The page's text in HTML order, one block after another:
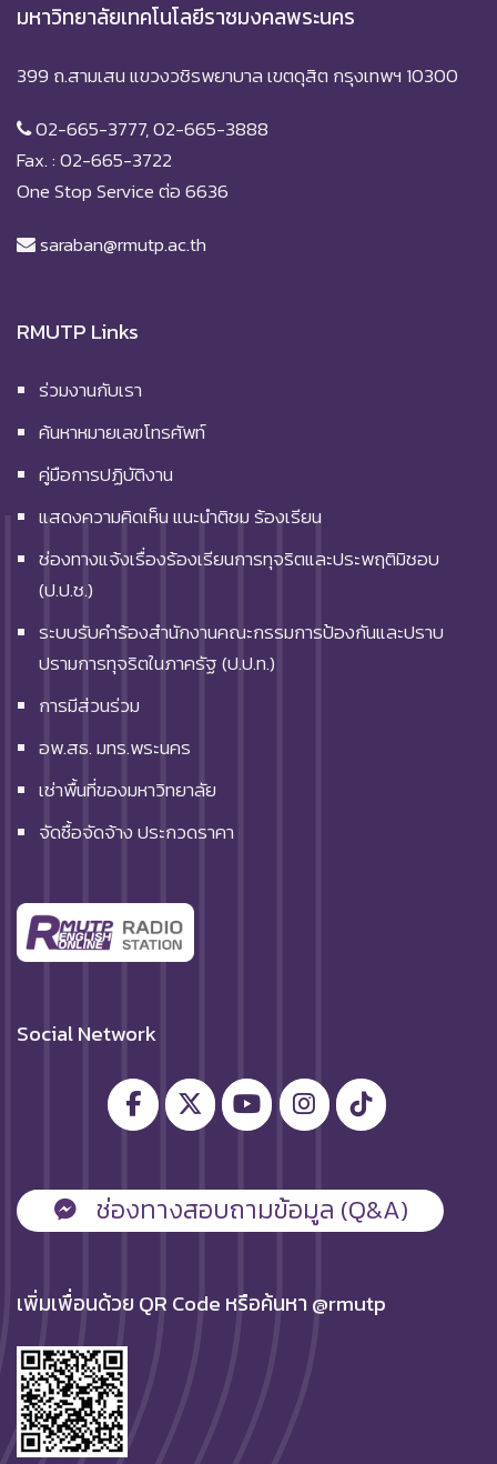
มหาวิทยาลัยเทคโนโลยีราชมงคลพระนคร
399 ถ.สามเสน แขวงวชิรพยาบาล เขตดุสิต กรุงเทพฯ 10300
02-665-3777, 02-665-3888
Fax. : 02-665-3722
One Stop Service ต่อ 6636
saraban@rmutp.ac.th
RMUTP Links
ร่วมงานกับเรา
ค้นหาหมายเลขโทรศัพท์
คู่มือการปฏิบัติงาน
แสดงความคิดเห็น แนะนำติชม ร้องเรียน
ช่องทางแจ้งเรื่องร้องเรียนการทุจริตและประพฤติมิชอบ
(ป.ป.ช.)
ระบบรับคำร้องสำนักงานคณะกรรมการป้องกันและปราบ
ปรามการทุจริตในภาครัฐ (ป.ป.ท.)
การมีส่วนร่วม
อพ.สธ. มทร.พระนคร
เช่าพื้นที่ของมหาวิทยาลัย
จัดซื้อจัดจ้าง ประกวดราคา
Social Network
ช่องทางสอบถามข้อมูล (Q&A)
เพิ่มเพื่อนด้วย QR Code หรือค้นหา @rmutp